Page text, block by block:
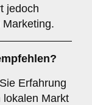
jedoch
Erfahrung
lokalen Markt